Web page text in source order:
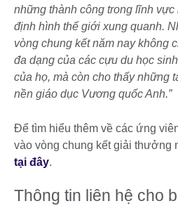
những thành công trong lĩnh
định hình thế giới xung quanh.
vòng chung kết năm nay không
đa dạng của các cựu du học
của họ, mà còn cho thấy những
nền giáo dục Vương quốc Anh.”
Để tìm hiểu thêm về các ứng
vào vòng chung kết giải thưởng
tại đây.
Thông tin liên hệ cho